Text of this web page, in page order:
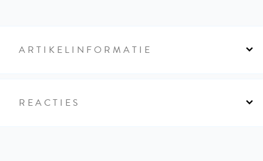
ARTIKELINFORMATIE
REACTIES